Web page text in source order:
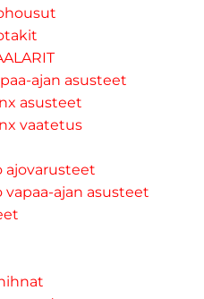
ajan asusteet
asusteet
vaatetus
ajovarusteet
vapaa-ajan asusteet